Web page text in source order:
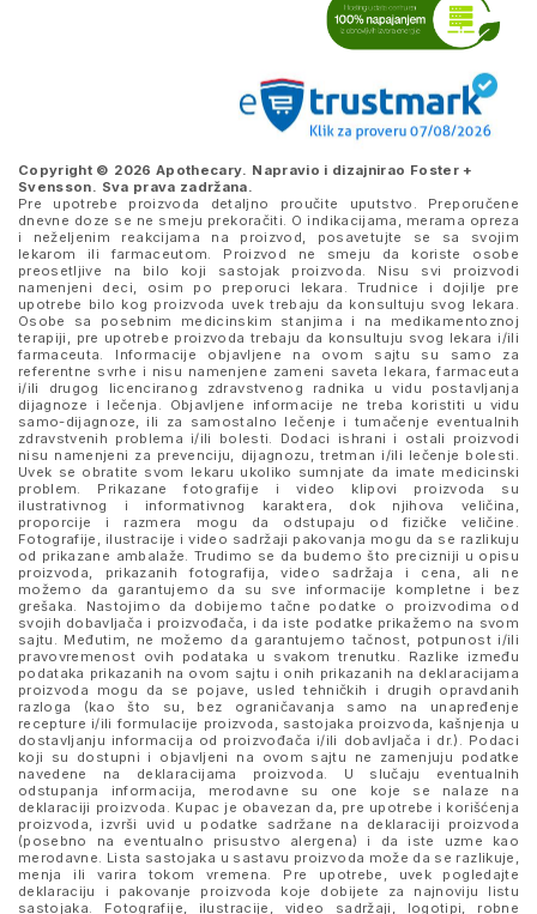
Copyright © 2026 Apothecary. Napravio i dizajnirao Foster +
Svensson. Sva prava zadržana.
Pre upotrebe proizvoda detaljno proučite uputstvo. Preporučene
dnevne doze se ne smeju prekoračiti. O indikacijama, merama opreza
i neželjenim reakcijama na proizvod, posavetujte se sa svojim
lekarom ili farmaceutom. Proizvod ne smeju da koriste osobe
preosetljive na bilo koji sastojak proizvoda. Nisu svi proizvodi
namenjeni deci, osim po preporuci lekara. Trudnice i dojilje pre
upotrebe bilo kog proizvoda uvek trebaju da konsultuju svog lekara.
Osobe sa posebnim medicinskim stanjima i na medikamentoznoj
terapiji, pre upotrebe proizvoda trebaju da konsultuju svog lekara i/ili
farmaceuta. Informacije objavljene na ovom sajtu su samo za
referentne svrhe i nisu namenjene zameni saveta lekara, farmaceuta
i/ili drugog licenciranog zdravstvenog radnika u vidu postavljanja
dijagnoze i lečenja. Objavljene informacije ne treba koristiti u vidu
samo-dijagnoze, ili za samostalno lečenje i tumačenje eventualnih
zdravstvenih problema i/ili bolesti. Dodaci ishrani i ostali proizvodi
nisu namenjeni za prevenciju, dijagnozu, tretman i/ili lečenje bolesti.
Uvek se obratite svom lekaru ukoliko sumnjate da imate medicinski
problem. Prikazane fotografije i video klipovi proizvoda su
ilustrativnog i informativnog karaktera, dok njihova veličina,
proporcije i razmera mogu da odstupaju od fizičke veličine.
Fotografije, ilustracije i video sadržaji pakovanja mogu da se razlikuju
od prikazane ambalaže. Trudimo se da budemo što precizniji u opisu
proizvoda, prikazanih fotografija, video sadržaja i cena, ali ne
možemo da garantujemo da su sve informacije kompletne i bez
grešaka. Nastojimo da dobijemo tačne podatke o proizvodima od
svojih dobavljača i proizvođača, i da iste podatke prikažemo na svom
sajtu. Međutim, ne možemo da garantujemo tačnost, potpunost i/ili
pravovremenost ovih podataka u svakom trenutku. Razlike između
podataka prikazanih na ovom sajtu i onih prikazanih na deklaracijama
proizvoda mogu da se pojave, usled tehničkih i drugih opravdanih
razloga (kao što su, bez ograničavanja samo na unapređenje
recepture i/ili formulacije proizvoda, sastojaka proizvoda, kašnjenja u
dostavljanju informacija od proizvođača i/ili dobavljača i dr.). Podaci
koji su dostupni i objavljeni na ovom sajtu ne zamenjuju podatke
navedene na deklaracijama proizvoda. U slučaju eventualnih
odstupanja informacija, merodavne su one koje se nalaze na
deklaraciji proizvoda. Kupac je obavezan da, pre upotrebe i korišćenja
proizvoda, izvrši uvid u podatke sadržane na deklaraciji proizvoda
(posebno na eventualno prisustvo alergena) i da iste uzme kao
merodavne. Lista sastojaka u sastavu proizvoda može da se razlikuje,
menja ili varira tokom vremena. Pre upotrebe, uvek pogledajte
deklaraciju i pakovanje proizvoda koje dobijete za najnoviju listu
sastojaka. Fotografije, ilustracije, video sadržaji, logotipi, robne